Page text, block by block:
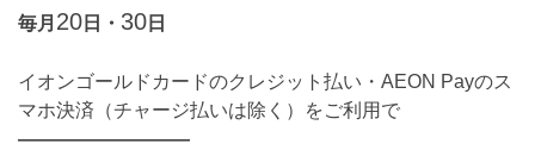
毎月 20 日・ 30 日
イオンゴールドカードのクレジット払い・AEON Payのス
マホ決済（チャージ払いは除く）をご利用で
―――――――――